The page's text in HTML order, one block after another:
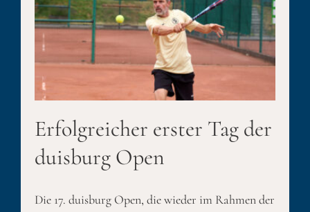
Erfolgreicher erster Tag der
duisburg Open
Die 17. duisburg Open, die wieder im Rahmen der